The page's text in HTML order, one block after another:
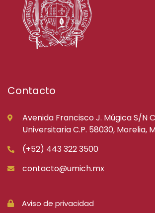
Contacto
Avenida Francisco J. Múgica S/N
Universitaria C.P. 58030, Morelia,
(+52) 443 322 3500
contacto@umich.mx
Aviso de privacidad